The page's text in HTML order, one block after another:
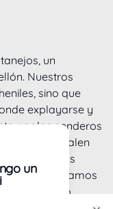
un
Nuestros
sino que
explayarse y
por los senderos
ellos no salen
tienen varios
los llevamos
siempre bajo
un